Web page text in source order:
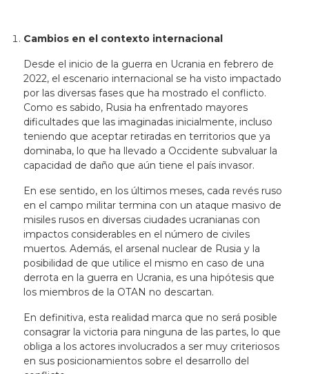
Cambios en el contexto internacional
Desde el inicio de la guerra en Ucrania en febrero de
2022, el escenario internacional se ha visto impactado
por las diversas fases que ha mostrado el conflicto.
Como es sabido, Rusia ha enfrentado mayores
dificultades que las imaginadas inicialmente, incluso
teniendo que aceptar retiradas en territorios que ya
dominaba, lo que ha llevado a Occidente subvaluar la
capacidad de daño que aún tiene el país invasor.
En ese sentido, en los últimos meses, cada revés ruso
en el campo militar termina con un ataque masivo de
misiles rusos en diversas ciudades ucranianas con
impactos considerables en el número de civiles
muertos. Además, el arsenal nuclear de Rusia y la
posibilidad de que utilice el mismo en caso de una
derrota en la guerra en Ucrania, es una hipótesis que
los miembros de la OTAN no descartan.
En definitiva, esta realidad marca que no será posible
consagrar la victoria para ninguna de las partes, lo que
obliga a los actores involucrados a ser muy criteriosos
en sus posicionamientos sobre el desarrollo del